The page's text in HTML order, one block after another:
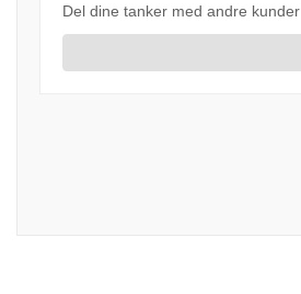
Del dine tanker med andre kunder